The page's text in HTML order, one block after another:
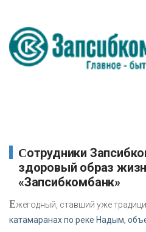
Сотрудники Запсибкомбанка - за
здоровый образ
«Запсибкомбанк»
Ежегодный, ставший уже
катамаранах по реке Надым,